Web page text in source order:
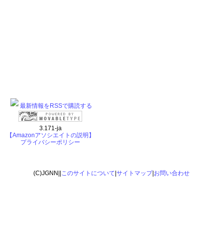
最新情報をRSSで購読する
3.171-ja
【Amazonアソシエイトの説明】
プライバシーポリシー
(C)JGNN|| このサイトについて サイトマップ| お問い合わせ